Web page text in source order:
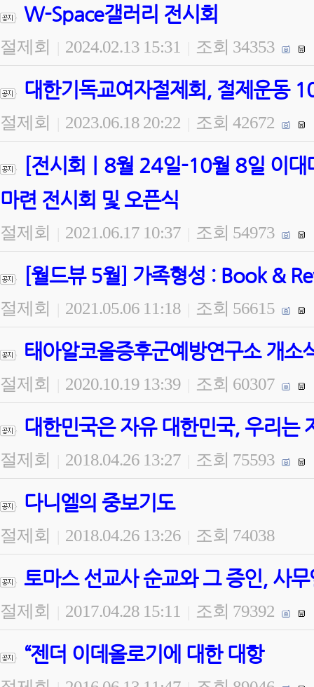
W-Space갤러리 전시회
절제회 2024.02.13 15:31 조회 34353
대한기독교여자절제회, 절제운동
절제회 2023.06.18 20:22 조회 42672
[전시회ㅣ8월 24일-10월 8일 이
마련 전시회 및 오픈식
절제회 2021.06.17 10:37 조회 54973
[월드뷰 5월] 가족형성 : Book &
절제회 2021.05.06 11:18 조회 56615
태아알코올증후군예방연구소 개소
절제회 2020.10.19 13:39 조회 60307
대한민국은 자유 대한민국, 우리는
절제회 2018.04.26 13:27 조회 75593
다니엘의 중보기도
절제회 2018.04.26 13:26 조회 74038
토마스 선교사 순교와 그 증인, 사
절제회 2017.04.28 15:11 조회 79392
“젠더 이데올로기에 대한 대항